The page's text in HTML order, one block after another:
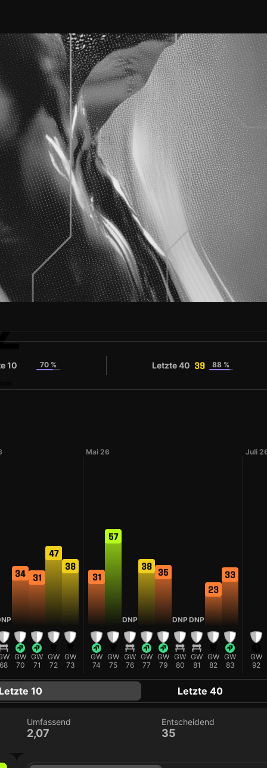
10 70 % Letzte 40 39 88 %
68
34
GW
70
31
GW
71
47
GW
72
38
GW
73
Mai 26
31
GW
74
57
GW
75
DNP
GW
76
38
GW
77
35
GW
79
DNP
GW
80
DNP
GW
81
23
GW
82
33
GW
83
Juli
GW
92
Letzte 10 Letzte 40
Umfassend
2,07
Entscheidend
35